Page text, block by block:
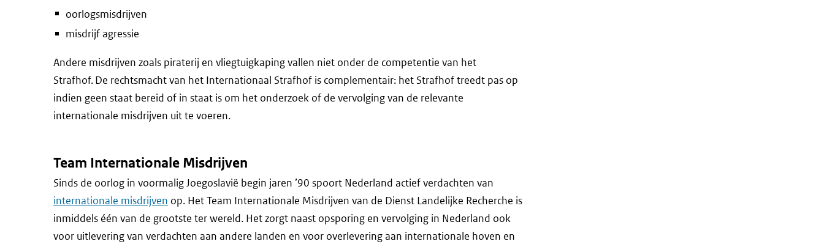
oorlogsmisdrijven
misdrijf agressie
Andere misdrijven zoals piraterij en vliegtuigkaping vallen niet onder de competentie van het
Strafhof. De rechtsmacht van het Internationaal Strafhof is complementair: het Strafhof treedt pas op
indien geen staat bereid of in staat is om het onderzoek of de vervolging van de relevante
internationale misdrijven uit te voeren.
Team Internationale Misdrijven
Sinds de oorlog in voormalig Joegoslavië begin jaren ’90 spoort Nederland actief verdachten van
internationale misdrijven op. Het Team Internationale Misdrijven van de Dienst Landelijke Recherche is
inmiddels één van de grootste ter wereld. Het zorgt naast opsporing en vervolging in Nederland ook
voor uitlevering van verdachten aan andere landen en voor overlevering aan internationale hoven en